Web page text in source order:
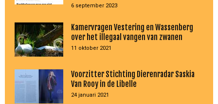
6 september 2023
Kamervragen Vestering en Wassenberg
over het illegaal vangen van zwanen
11 oktober 2021
Voorzitter Stichting Dierenradar Saskia
Van Rooy in de Libelle
24 januari 2021